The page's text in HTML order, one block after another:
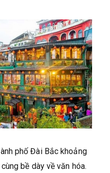
phố Đài Bắc khoảng
bề dày về văn hóa.